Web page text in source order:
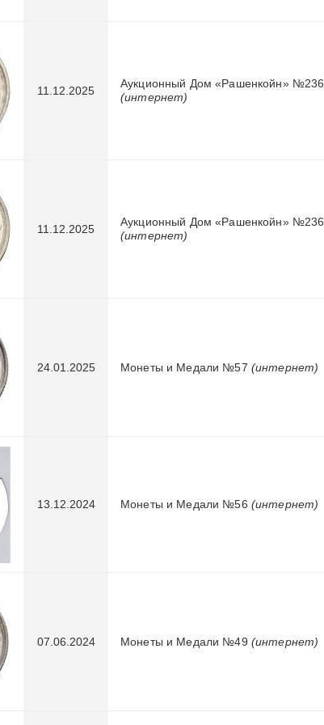
11.12.2025
Аукционный Дом «Рашенкойн» №236
(интернет)
11.12.2025
Аукционный Дом «Рашенкойн» №236
(интернет)
24.01.2025 Монеты и Медали №57 (интернет)
13.12.2024 Монеты и Медали №56 (интернет)
07.06.2024 Монеты и Медали №49 (интернет)